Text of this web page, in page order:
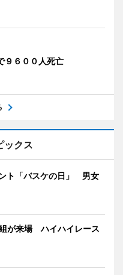
９６００人死亡
ックス
ト「バスケの日」 男女
が来場 ハイハイレース